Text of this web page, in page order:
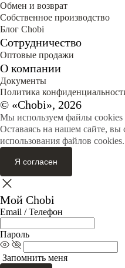
Обмен и возврат
Собственное производство
Блог Сhobi
Сотрудничество
Оптовые продажи
О компании
Документы
Политика
© «Chobi», 2026
Мы используем файлы cookies
Оставаясь на нашем сайте, вы
использования файлов cookies.
Я согласен
Мой Chobi
Email / Телефон
Пароль
Запомнить меня